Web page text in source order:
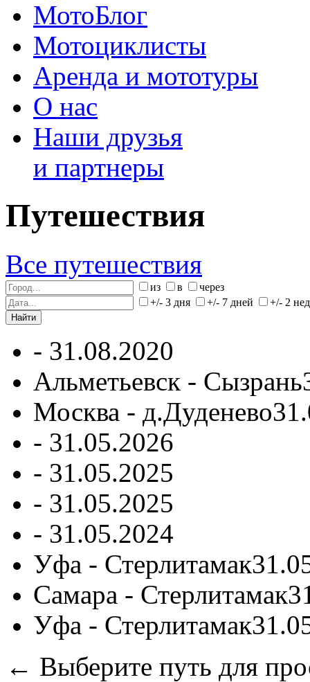
МотоБлог
Мотоциклисты
Аренда и мототуры
О нас
Наши друзья
и партнеры
Путешествия
Все путешествия
из в
через
+/- 3 дня
+/- 7 дней +/- 2
- 31.08.2020
Альметьевск - Сызрань
Москва - д.Дуденево
- 31.05.2026
- 31.05.2025
- 31.05.2025
- 31.05.2024
Уфа - Стерлитамак
Самара - Стерлитамак
Уфа - Стерлитамак
← Выберите путь для